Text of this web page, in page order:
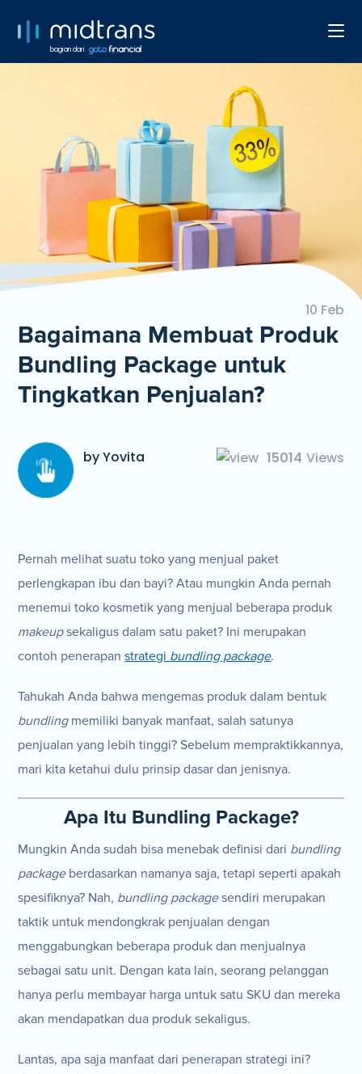
bagian dari
10 Feb
Bagaimana Membuat Produk
Bundling Package untuk
Tingkatkan Penjualan?
by Yovita 15014 Views
Pernah melihat suatu toko yang menjual paket
perlengkapan ibu dan bayi? Atau mungkin Anda pernah
menemui toko kosmetik yang menjual beberapa produk
makeupsekaligus dalam satu paket? Ini merupakan
contoh penerapanstrategi bundling package.
Tahukah Anda bahwa mengemas produk dalam bentuk
bundling memiliki banyak manfaat, salah satunya
penjualan yang lebih tinggi? Sebelum mempraktikkannya,
mari kita ketahui dulu prinsip dasar dan jenisnya.
Apa Itu Bundling Package?
Mungkin Anda sudah bisa menebak definisi dari bundling
package berdasarkan namanya saja, tetapi seperti apakah
spesifiknya? Nah, bundling packagesendiri merupakan
taktik untuk mendongkrak penjualan dengan
menggabungkan beberapa produk dan menjualnya
sebagai satu unit. Dengan kata lain, seorang pelanggan
hanya perlu membayar harga untuk satu SKU dan mereka
akan mendapatkan dua produk sekaligus.
Lantas, apa saja manfaat dari penerapan strategi ini?